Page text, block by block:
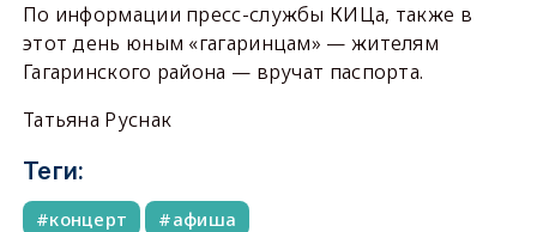
По информации пресс-службы КИЦа, также в
этот день юным «гагаринцам» — жителям
Гагаринского района — вручат паспорта.
Татьяна Руснак
Теги:
концерт афиша